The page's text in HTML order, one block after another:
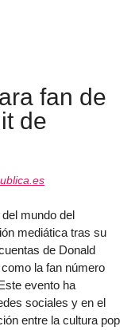
fan de
de
mundo del
mediática tras su
de Donald
la fan número
evento ha
sociales y en el
entre la cultura pop